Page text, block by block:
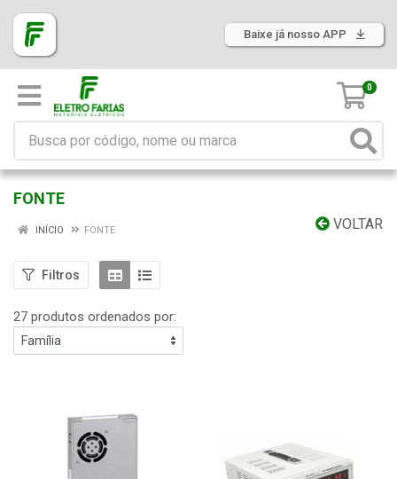
Baixe já nosso APP
0
FONTE
VOLTAR
INÍCIO FONTE
Filtros
27 produtos ordenados por: